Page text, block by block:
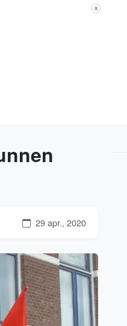
X
29 apr., 2020